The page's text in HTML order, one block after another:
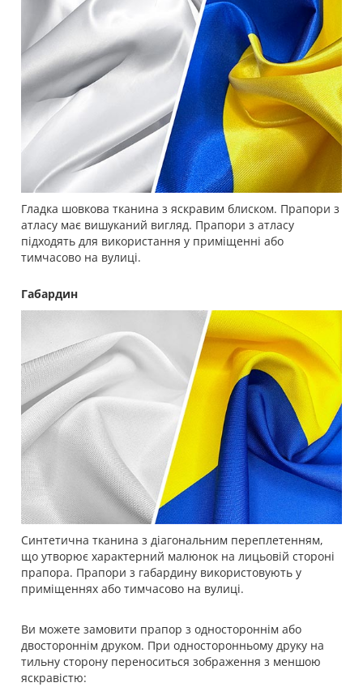
Гладка шовкова тканина з яскравим блиском. Прапори з
атласу має вишуканий вигляд. Прапори з атласу
підходять для використання у приміщенні або
тимчасово на вулиці.
Габардин
Синтетична тканина з діагональним переплетенням,
що утворює характерний малюнок на лицьовій стороні
прапора. Прапори з габардину використовують у
приміщеннях або тимчасово на вулиці.
Ви можете замовити прапор з одностороннім або
двостороннім друком. При односторонньому друку на
тильну сторону переноситься зображення з меншою
яскравістю: